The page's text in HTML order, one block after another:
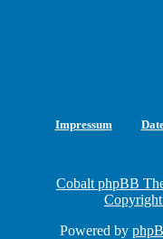
Impressum
Cobalt phpBB
Powered by